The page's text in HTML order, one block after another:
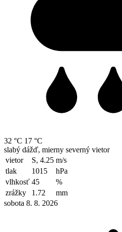
32 °C 17 °C
slabý dážď, mierny severný vietor
vietor
S, 4.25 m/s
tlak
1015
hPa
vlhkosť 45
%
zrážky
1.72
mm
sobota 8. 8. 2026